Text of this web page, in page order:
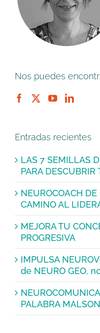
Nos puedes
Entradas recientes
LAS 7 SEMILLAS
PARA
NEUROCOACH
CAMINO AL
MEJORA TU
PROGRESIVA
IMPULSA
de NEURO GEO,
PALABRA